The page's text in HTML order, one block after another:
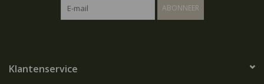
ABONNEER
Klantenservice